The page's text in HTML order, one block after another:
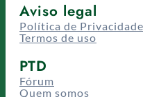
Aviso legal
Política de Privacidade
Termos de uso
PTD
Fórum
Quem somos